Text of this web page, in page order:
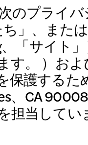
のプライ
」、また
「サイト
す。 ）お
保護するた
、CA
当してい